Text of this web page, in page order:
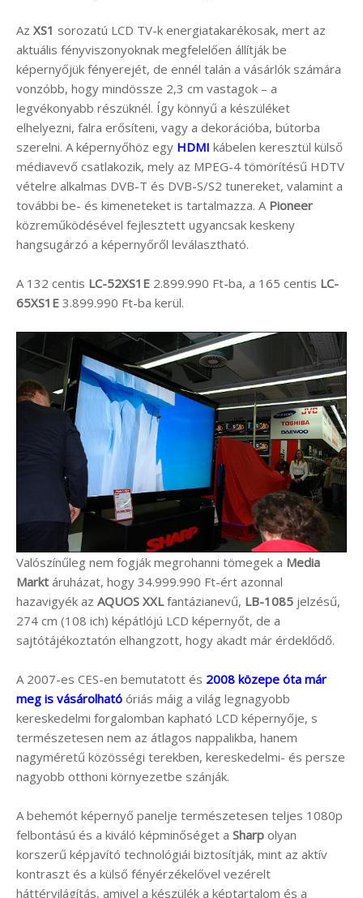
Az XS1 sorozatú LCD TV-k energiatakarékosak, mert az
aktuális fényviszonyoknak megfelelően állítják be
képernyőjük fényerejét, de ennél talán a vásárlók számára
vonzóbb, hogy mindössze 2,3 cm vastagok – a
legvékonyabb részüknél. Így könnyű a készüléket
elhelyezni, falra erősíteni, vagy a dekorációba, bútorba
szerelni. A képernyőhöz egy HDMI kábelen keresztül külső
médiavevő csatlakozik, mely az MPEG-4 tömörítésű HDTV
vételre alkalmas DVB-T és DVB-S/S2 tunereket, valamint a
további be- és kimeneteket is tartalmazza. A Pioneer
közreműködésével fejlesztett ugyancsak keskeny
hangsugárzó a képernyőről leválasztható.
A 132 centis LC-52XS1E 2.899.990 Ft-ba, a 165 centis LC-
65XS1E 3.899.990 Ft-ba kerül.
Valószínűleg nem fogják megrohanni tömegek a Media
Markt áruházat, hogy 34.999.990 Ft-ért azonnal
hazavigyék az AQUOS XXLfantázianevű, LB-1085 jelzésű,
274 cm (108 ich) képátlójú LCD képernyőt, de a
sajtótájékoztatón elhangzott, hogy akadt már érdeklődő.
A 2007-es CES-en bemutatott és 2008 közepe óta már
meg is vásárolható óriás máig a világ legnagyobb
kereskedelmi forgalomban kapható LCD képernyője, s
természetesen nem az átlagos nappalikba, hanem
nagyméretű közösségi terekben, kereskedelmi- és persze
nagyobb otthoni környezetbe szánják.
A behemót képernyő panelje természetesen teljes 1080p
felbontású és a kiváló képminőséget a Sharp olyan
korszerű képjavító technológiái biztosítják, mint az aktív
kontraszt és a külső fényérzékelővel vezérelt
háttérvilágítás, amivel a készülék a képtartalom és a